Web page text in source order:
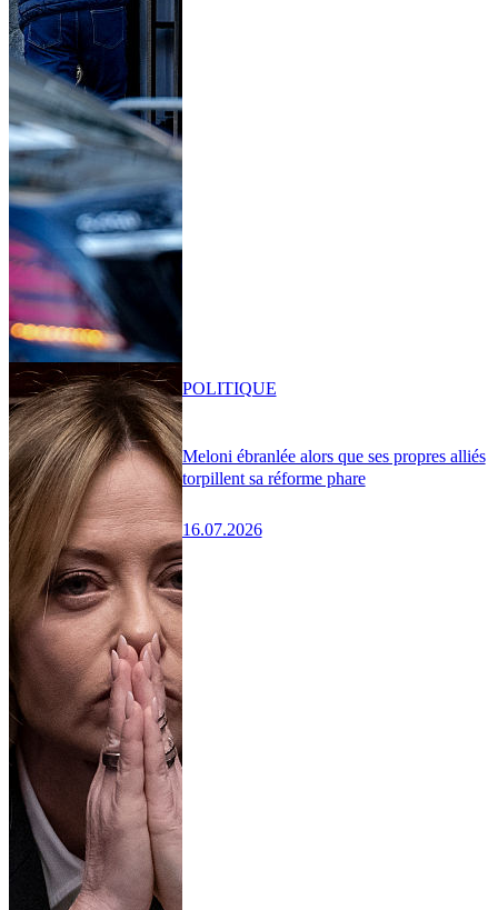
Meloni ébranlée alors que ses propres alliés
torpillent sa réforme phare
16.07.2026
POLITIQUE